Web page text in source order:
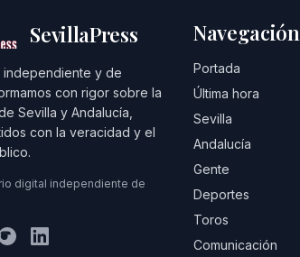
SevillaPress
independiente y de
con rigor sobre la
Sevilla y Andalucía,
con la veracidad y el
digital independiente de
Navegación
Portada
Última hora
Sevilla
Andalucía
Gente
Deportes
Toros
Comunicación